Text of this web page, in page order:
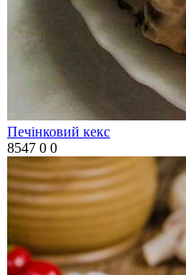
Печінковий кекс
8547 0 0